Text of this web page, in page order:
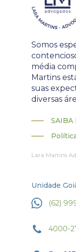
Somos
média
Martins
suas
diversas
SAIBA
Lara Martins
Unidade
(62)
4000-